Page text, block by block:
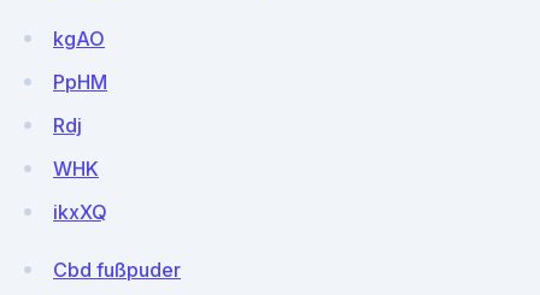
kgAO
PpHM
Rdj
WHK
ikxXQ
Cbd fußpuder